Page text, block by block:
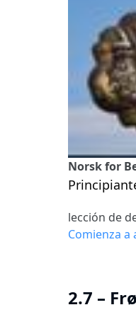
Norsk for
lección de
Comienza a
2.7 –